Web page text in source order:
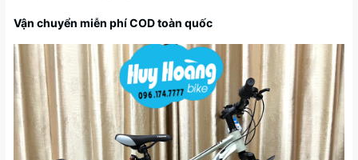
Vận chuyển miễn phí COD toàn quốc